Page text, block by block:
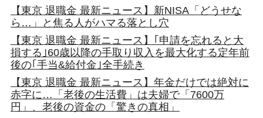
【東京 退職金 最新ニュース】新NISA「どうせな
ら…」と焦る人がハマる落とし穴
【東京 退職金 最新ニュース】｢申請を忘れると大
損する｣60歳以降の手取り収入を最大化する定年前
後の｢手当&給付金｣全手続き
【東京 退職金 最新ニュース】年金だけでは絶対に
赤字に…「老後の生活費」は夫婦で「7600万
円」、老後の資金の「驚きの真相」